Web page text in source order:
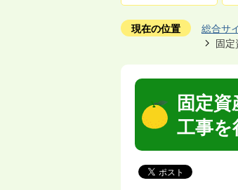
現在の位置 総合サ
固定
固定
工事を